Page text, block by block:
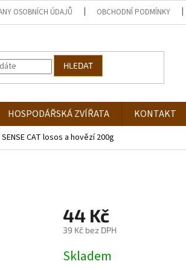
OSOBNÍCH ÚDAJŮ OBCHODNÍ PODMÍNKY
HLEDAT
HOSPODÁŘSKÁ ZVÍŘATA KONTAKT
SENSE CAT losos a hovězí 200g
44 Kč
39 Kč bez DPH
cena:
Skladem